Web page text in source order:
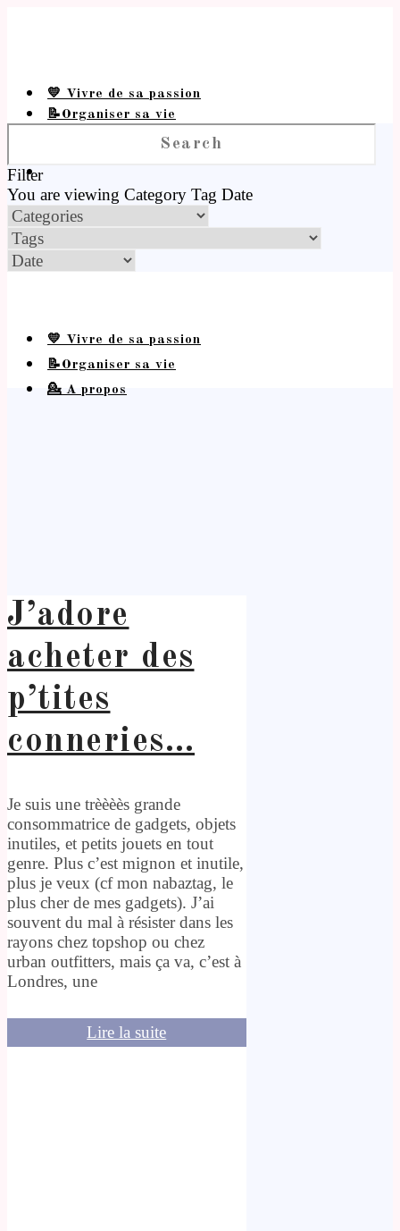
💛 Vivre de sa passion
📝Organiser sa vie
Filter
You are viewing Category Tag Date
💛 Vivre de sa passion
📝Organiser sa vie
💁 A propos
J’adore
acheter des
p’tites
conneries…
Je suis une trèèèès grande
consommatrice de gadgets, objets
inutiles, et petits jouets en tout
genre. Plus c’est mignon et inutile,
plus je veux (cf mon nabaztag, le
plus cher de mes gadgets). J’ai
souvent du mal à résister dans les
rayons chez topshop ou chez
urban outfitters, mais ça va, c’est à
Londres, une
Lire la suite